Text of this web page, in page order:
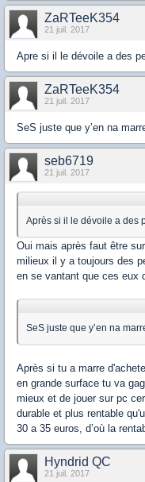
ZaRTeeK354
21 juil. 2017
Apre si il le dévoile a des
ZaRTeeK354
21 juil. 2017
SeS juste que y’en na
seb6719
21 juil. 2017
Après si il le dévoile a des
Oui mais après faut être
milieux il y a toujours des
en se vantant que ces eux
SeS juste que y’en na
Après si tu a marre
en grande surface tu va
mieux et de jouer sur pc
durable et plus rentable
30 a 35 euros, d’où la
Hyndrid QC
21 juil. 2017